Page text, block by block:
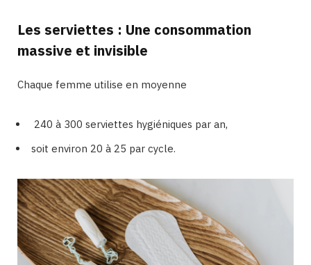
Les serviettes : Une consommation
massive et invisible
Chaque femme utilise en moyenne
240 à 300 serviettes hygiéniques par an,
soit environ 20 à 25 par cycle.